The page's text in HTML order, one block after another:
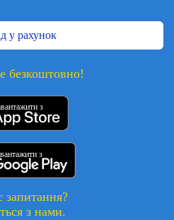
у рахунок
безкоштовно!
з
з
запитання?
з нами.